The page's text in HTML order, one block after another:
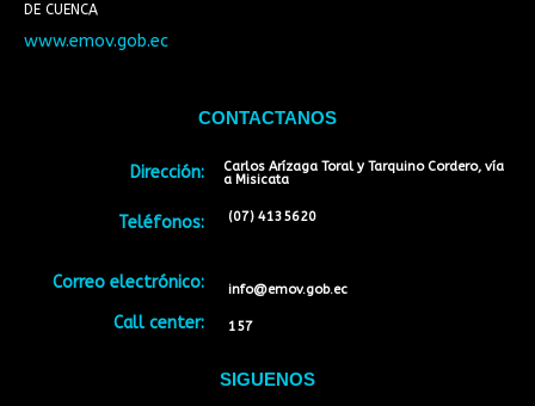
DE CUENCA
www.emov.gob.ec
CONTACTANOS
Dirección:
Teléfonos:
Correo electrónico:
Call center:
Carlos Arízaga Toral y Tarquino Cordero, vía
a Misicata
(07) 4135620
info@emov.gob.ec
157
SIGUENOS